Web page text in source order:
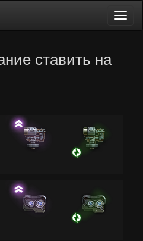
ставить на